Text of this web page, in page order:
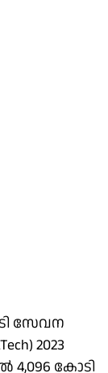
സേവന
2023
4,096 കോടി